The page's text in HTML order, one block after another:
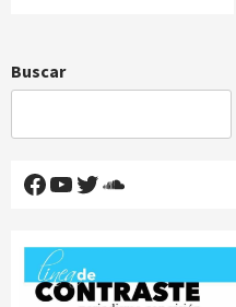
Buscar
Facebook
YouTube
Twitter
SoundCloud